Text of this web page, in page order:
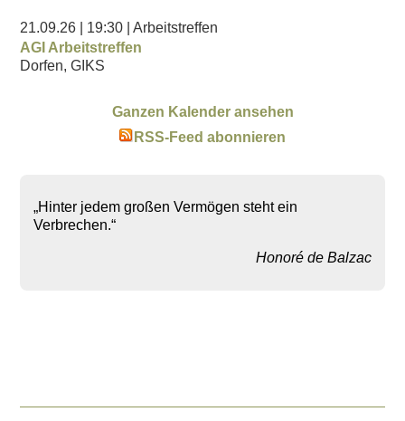
21.09.26 | 19:30
| Arbeitstreffen
AGI Arbeitstreffen
Dorfen, GIKS
Ganzen Kalender ansehen
RSS-Feed abonnieren
„Hinter jedem großen Vermögen steht ein
Verbrechen.“
Honoré de Balzac